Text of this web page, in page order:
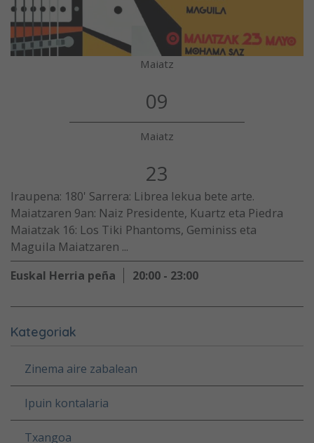
Maiatz
09
Maiatz
23
Iraupena: 180' Sarrera: Librea lekua bete arte.
Maiatzaren 9an: Naiz Presidente, Kuartz eta Piedra
Maiatzak 16: Los Tiki Phantoms, Geminiss eta
Maguila Maiatzaren ...
Euskal Herria peña 20:00 - 23:00
Kategoriak
Zinema aire zabalean
Ipuin kontalaria
Txangoa